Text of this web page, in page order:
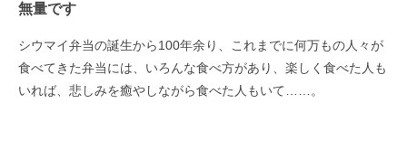
無量です
シウマイ弁当の誕生から100年余り、これまでに何万もの人々が
食べてきた弁当には、いろんな食べ方があり、楽しく食べた人も
いれば、悲しみを癒やしながら食べた人もいて……。